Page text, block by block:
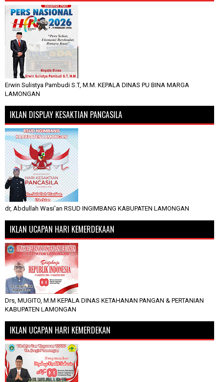
Erwin Sulistya Pambudi S.T, M.M. KEPALA DINAS PU BINA MARGA
LAMONGAN
IKLAN DISPLAY KESAKTIAN PANCASILA
dr, Abdullah Wasi'an RSUD INGIMBANG KABUPATEN LAMONGAN
IKLAN UCAPAN HARI KEMERDEKAAN
Drs, MUGITO, M.M KEPALA DINAS KETAHANAN PANGAN & PERTANIAN
KABUPATEN LAMONGAN
IKLAN UCAPAN HARI KEMERDEKAN